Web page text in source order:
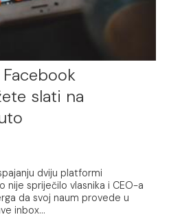
slati na
dviju platformi
nije spriječilo vlasnika i CEO-a
da svoj naum provede u
inbox...